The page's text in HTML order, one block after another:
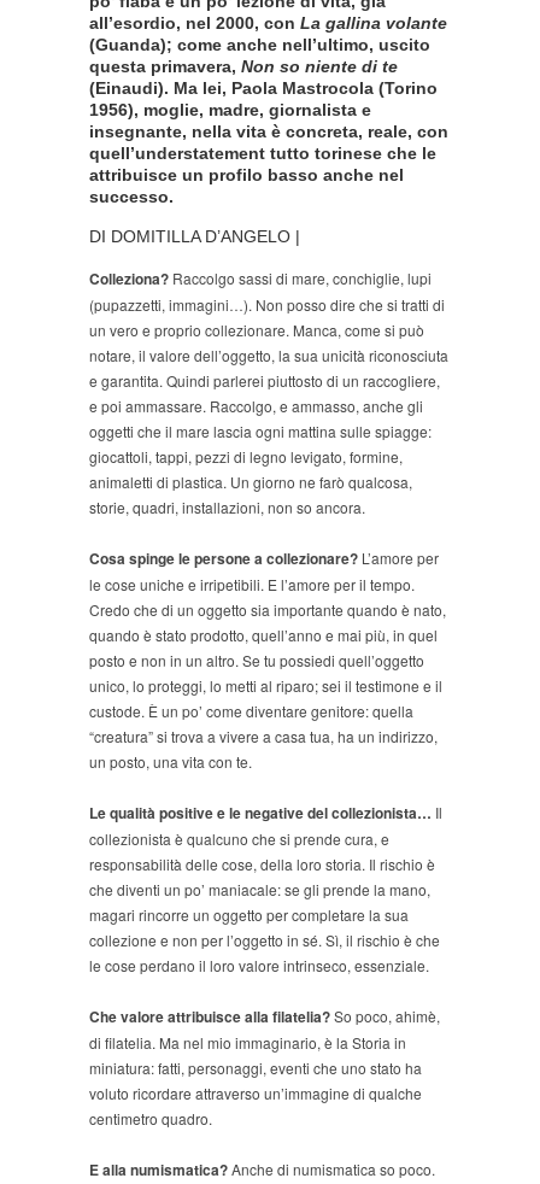
all’esordio, nel 2000, con La gallina volante
(Guanda); come anche nell’ultimo, uscito
questa primavera, Non so niente di te
(Einaudi). Ma lei, Paola Mastrocola (Torino
1956), moglie, madre, giornalista e
insegnante, nella vita è concreta, reale, con
quell’understatement tutto torinese che le
attribuisce un profilo basso anche nel
successo.
DI DOMITILLA D’ANGELO |
Colleziona? Raccolgo sassi di mare, conchiglie, lupi
(pupazzetti, immagini…). Non posso dire che si tratti di
un vero e proprio collezionare. Manca, come si può
notare, il valore dell’oggetto, la sua unicità riconosciuta
e garantita. Quindi parlerei piuttosto di un raccogliere,
e poi ammassare. Raccolgo, e ammasso, anche gli
oggetti che il mare lascia ogni mattina sulle spiagge:
giocattoli, tappi, pezzi di legno levigato, formine,
animaletti di plastica. Un giorno ne farò qualcosa,
storie, quadri, installazioni, non so ancora.
Cosa spinge le persone a collezionare? L’amore per
le cose uniche e irripetibili. E l’amore per il tempo.
Credo che di un oggetto sia importante quando è nato,
quando è stato prodotto, quell’anno e mai più, in quel
posto e non in un altro. Se tu possiedi quell’oggetto
unico, lo proteggi, lo metti al riparo; sei il testimone e il
custode. È un po’ come diventare genitore: quella
“creatura” si trova a vivere a casa tua, ha un indirizzo,
un posto, una vita con te.
Le qualità positive e le negative del collezionista… Il
collezionista è qualcuno che si prende cura, e
responsabilità delle cose, della loro storia. Il rischio è
che diventi un po’ maniacale: se gli prende la mano,
magari rincorre un oggetto per completare la sua
collezione e non per l’oggetto in sé. Sì, il rischio è che
le cose perdano il loro valore intrinseco, essenziale.
Che valore attribuisce alla filatelia?So poco, ahimè,
di filatelia. Ma nel mio immaginario, è la Storia in
miniatura: fatti, personaggi, eventi che uno stato ha
voluto ricordare attraverso un’immagine di qualche
centimetro quadro.
E alla numismatica?Anche di numismatica so poco.